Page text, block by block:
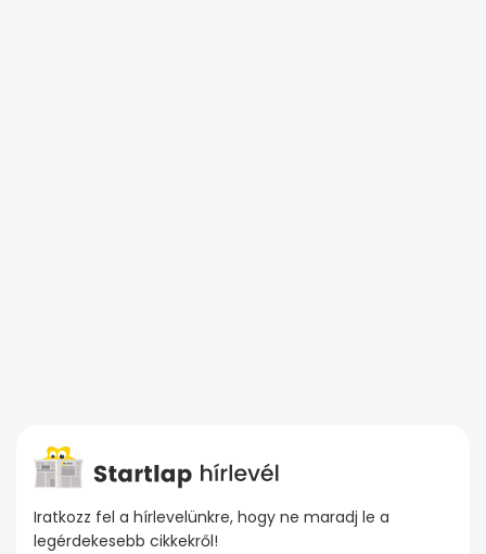
Iratkozz fel a hírlevelünkre, hogy ne maradj le a
legérdekesebb cikkekről!